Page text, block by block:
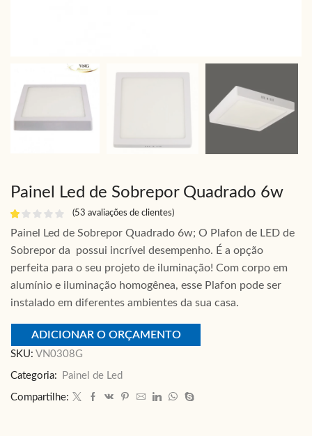
Painel Led de Sobrepor Quadrado 6w
(53 avaliações de clientes)
Painel Led de Sobrepor Quadrado 6w; O Plafon de LED de
Sobrepor da possui incrível desempenho. É a opção
perfeita para o seu projeto de iluminação! Com corpo em
alumínio e iluminação homogênea, esse Plafon pode ser
instalado em diferentes ambientes da sua casa.
ADICIONAR O ORÇAMENTO
SKU: VN0308G
Categoria: Painel de Led
Compartilhe: